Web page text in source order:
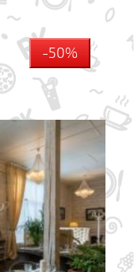
-50%